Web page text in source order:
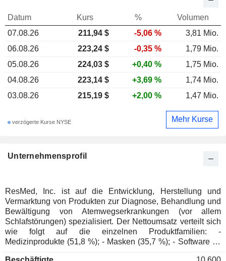
Unternehmensprofil
ResMed, Inc. ist auf die Entwicklung, Herstellung und
Vermarktung von Produkten zur Diagnose, Behandlung und
Bewältigung von Atemwegserkrankungen (vor allem
Schlafstörungen) spezialisiert. Der Nettoumsatz verteilt sich
wie folgt auf die einzelnen Produktfamilien: -
Medizinprodukte (51,8 %); - Masken (35,7 %); - Software as
Datum Kurs %
Volumen
07.08.26
211,94 $ -5,06 %
3,81 Mio.
06.08.26
223,24 $ -0,35 %
1,79 Mio.
05.08.26
224,03 $ +0,40 %
1,75 Mio.
04.08.26
223,14 $ +3,69 %
1,74 Mio.
03.08.26
215,19 $ +2,00 % 1,47 Mio.
verzögerte Kurse NYSE Mehr Kurse